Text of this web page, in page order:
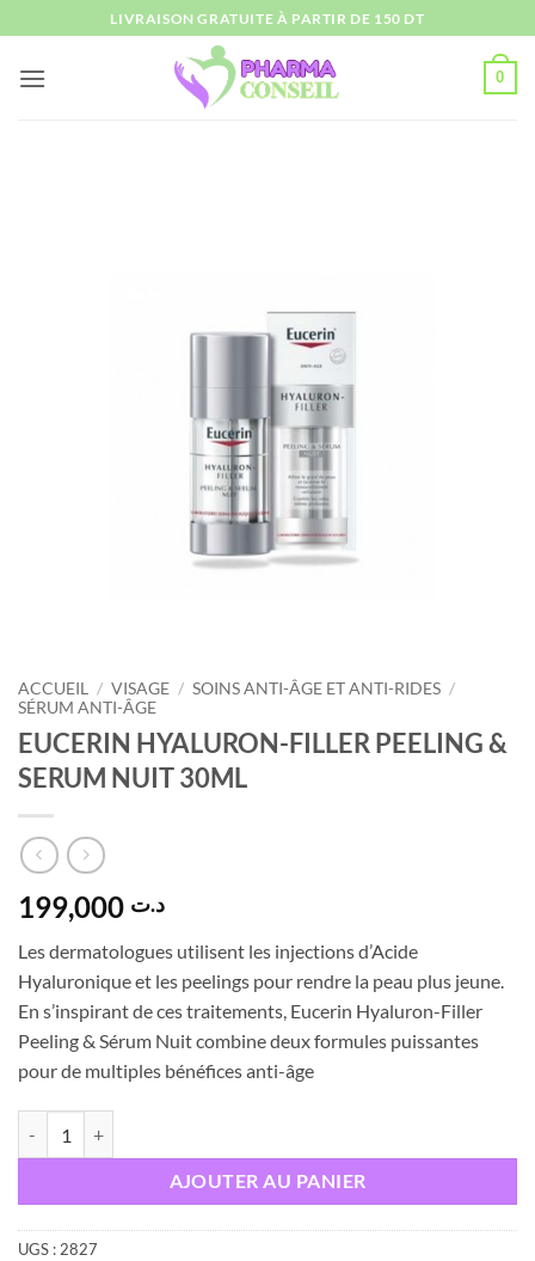
au
contenu
LIVRAISON GRATUITE À PARTIR DE 150 DT
0
ACCUEIL / VISAGE / SOINS ANTI-ÂGE ET ANTI-RIDES /
SÉRUM ANTI-ÂGE
EUCERIN HYALURON-FILLER PEELING &
SERUM NUIT 30ML
د.ت
Les dermatologues utilisent les injections d’Acide
Hyaluronique et les peelings pour rendre la peau plus jeune.
En s’inspirant de ces traitements, Eucerin Hyaluron-Filler
Peeling & Sérum Nuit combine deux formules puissantes
pour de multiples bénéfices anti-âge
AJOUTER AU PANIER
UGS : 2827